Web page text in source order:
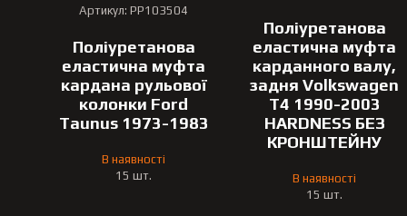
Артикул: PP103504
Поліуретанова
еластична муфта
кардана рульової
колонки Ford
Taunus 1973-1983
В наявності
15 шт.
Поліуретанова
еластична муфта
карданного валу,
задня Volkswagen
T4 1990-2003
HARDNESS БЕЗ
КРОНШТЕЙНУ
В наявності
15 шт.